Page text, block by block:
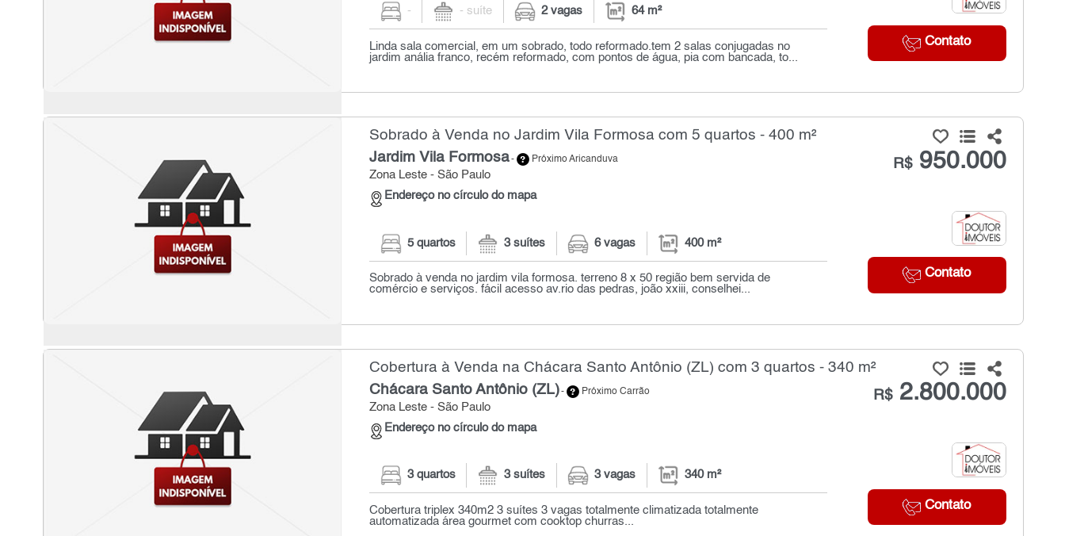
Contato
- - suíte 2 vagas 64 m²
Linda sala comercial, em um sobrado, todo reformado.tem 2 salas conjugadas no
jardim anália franco, recém reformado, com pontos de água, pia com bancada, to...
Sobrado à Venda no Jardim Vila Formosa com 5 quartos - 400 m²
Jardim Vila Formosa- Próximo Aricanduva
Zona Leste - São Paulo
Endereço no círculo do mapa
R$950.000
Contato
5 quartos 3 suítes 6 vagas 400 m²
Sobrado à venda no jardim vila formosa. terreno 8 x 50 região bem servida de
comércio e serviços. fácil acesso av.rio das pedras, joão xxiii, conselhei...
Cobertura à Venda na Chácara Santo Antônio (ZL) com 3 quartos - 340 m²
Chácara Santo Antônio (ZL)- Próximo Carrão
Zona Leste - São Paulo
Endereço no círculo do mapa
R$2.800.000
Contato
3 quartos 3 suítes 3 vagas 340 m²
Cobertura triplex 340m2 3 suítes 3 vagas totalmente climatizada totalmente
automatizada área gourmet com cooktop churras...